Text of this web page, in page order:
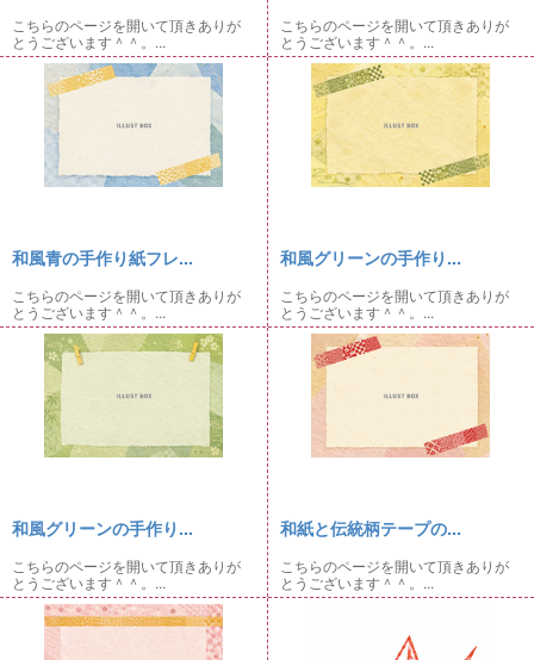
こちらのページを開いて頂きありが
とうございます＾＾。...
こちらのページを開いて頂きありが
とうございます＾＾。...
和風青の手作り紙フレ...
こちらのページを開いて頂きありが
とうございます＾＾。...
和風グリーンの手作り...
こちらのページを開いて頂きありが
とうございます＾＾。...
和風グリーンの手作り...
こちらのページを開いて頂きありが
とうございます＾＾。...
和紙と伝統柄テープの...
こちらのページを開いて頂きありが
とうございます＾＾。...